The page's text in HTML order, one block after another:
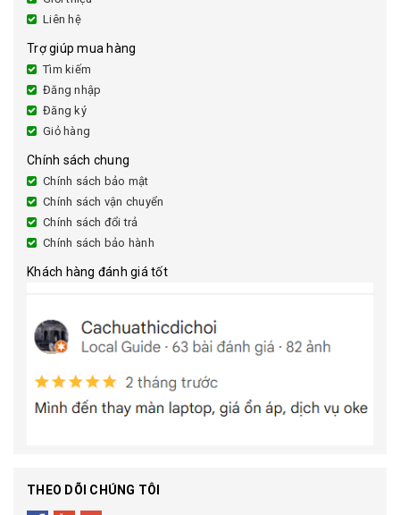
Liên hệ
Trợ giúp mua hàng
Tìm kiếm
Đăng nhập
Đăng ký
Giỏ hàng
Chính sách chung
Chính sách bảo mật
Chính sách vận chuyển
Chính sách đổi trả
Chính sách bảo hành
Khách hàng đánh giá tốt
THEO DÕI CHÚNG TÔI